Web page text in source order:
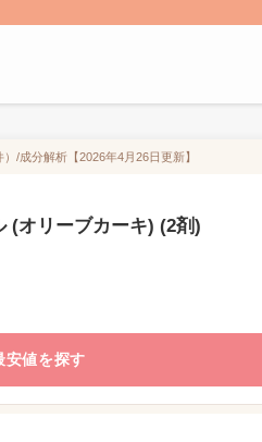
/成分解析【2026年4月26日更新】
(オリーブカーキ) (2剤)
安値を探す